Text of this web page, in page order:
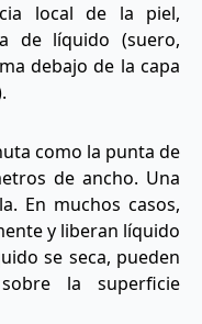
local de la piel,
de líquido (suero,
debajo de la capa
como la punta de
de ancho. Una
En muchos casos,
y liberan líquido
se seca, pueden
la superficie